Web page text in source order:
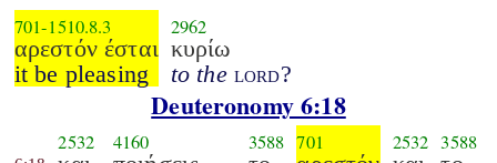
701-1510.8.3
αρεστόν έσται
it be pleasing
2962
κυρίω
to the lord?
Deuteronomy 6:18
2532 4160 3588 701 2532 3588